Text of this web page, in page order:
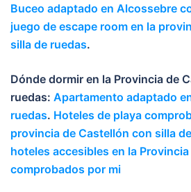
Buceo adaptado en Alcossebre
juego de escape room en la
silla de ruedas.
Dónde dormir en la Provincia de
ruedas: Apartamento adaptado
ruedas. Hoteles de playa
provincia de Castellón con silla
hoteles accesibles en la
comprobados por mi